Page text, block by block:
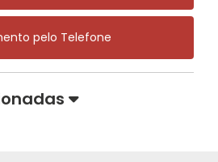
pelo Telefone